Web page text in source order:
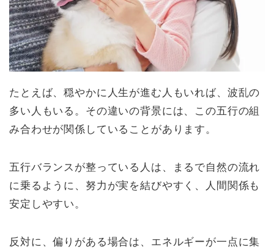
たとえば、穏やかに人生が進む人もいれば、波乱の
多い人もいる。その違いの背景には、この五行の組
み合わせが関係していることがあります。
五行バランスが整っている人は、まるで自然の流れ
に乗るように、努力が実を結びやすく、人間関係も
安定しやすい。
反対に、偏りがある場合は、エネルギーが一点に集